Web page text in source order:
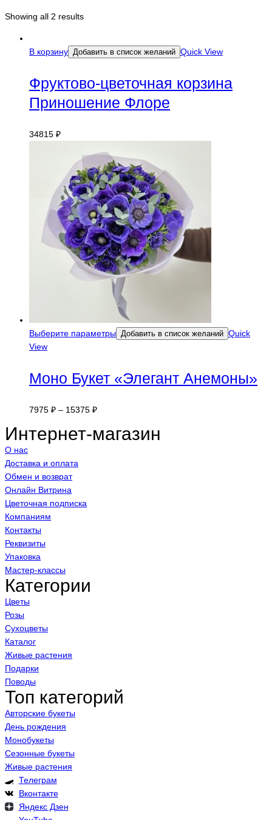
Showing all 2 results
В корзину Добавить в список желаний Quick View
Фруктово-цветочная корзина
Приношение Флоре
34815 ₽
Выберите параметры Добавить в список желаний Quick
View
Моно Букет «Элегант Анемоны»
7975 ₽ – 15375 ₽
Интернет-магазин
О нас
Доставка и оплата
Обмен и возврат
Онлайн Витрина
Цветочная подписка
Компаниям
Контакты
Реквизиты
Упаковка
Мастер-классы
Категории
Цветы
Розы
Сухоцветы
Каталог
Живые растения
Подарки
Поводы
Топ категорий
Авторские букеты
День рождения
Монобукеты
Сезонные букеты
Живые растения
Телеграм
Вконтакте
Яндекс Дзен